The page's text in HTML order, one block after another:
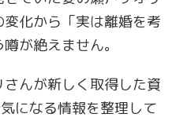
化から「実は離婚を考
が絶えません。
んが新しく取得した資
になる情報を整理して